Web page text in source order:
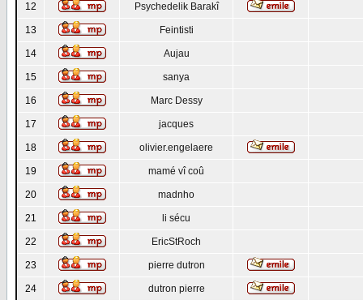
12 Psychedelik Barakî
13 Feintisti
14 Aujau
15 sanya
16 Marc Dessy
17 jacques
18 olivier.engelaere
19 mamé vî coû
20 madnho
21 li sécu
22 EricStRoch
23 pierre dutron
24 dutron pierre